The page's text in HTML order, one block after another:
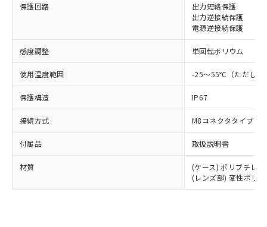
保護回路
出力短絡保護
出力逆接続保護
電源逆接続保護
感度調整 単回転ボリウム
使用温度範囲 -25～55℃（ただし、
保護構造 IP67
接続方式 M8コネクタタイプ
付属品 取扱説明書
材質
(ケース) ポリブチレ
(レンズ部) 変性ポリ